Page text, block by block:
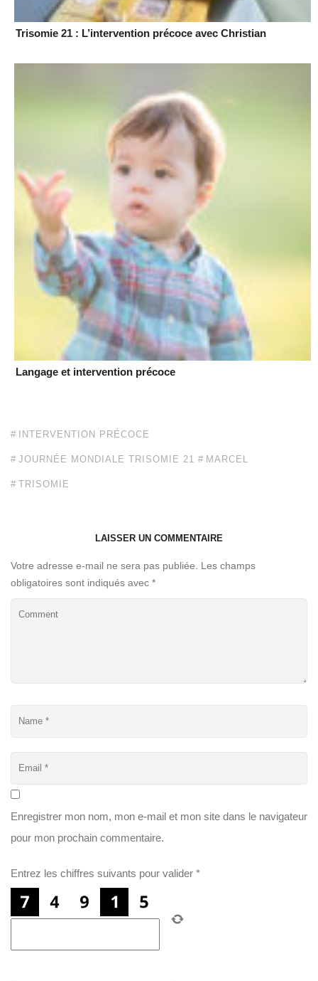
Trisomie 21 : L’intervention précoce avec Christian
Langage et intervention précoce
INTERVENTION PRÉCOCE
JOURNÉE MONDIALE TRISOMIE 21 MARCEL
TRISOMIE
LAISSER UN COMMENTAIRE
Votre adresse e-mail ne sera pas publiée.
Les champs
obligatoires sont indiqués avec *
Enregistrer mon nom, mon e-mail et mon site dans le navigateur
pour mon prochain commentaire.
Entrez les chiffres suivants pour valider *